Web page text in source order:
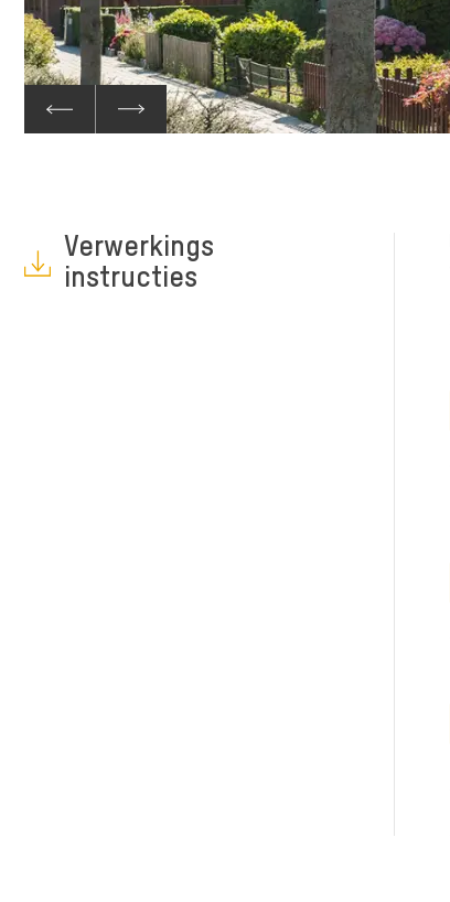
Verwerkings
instructies